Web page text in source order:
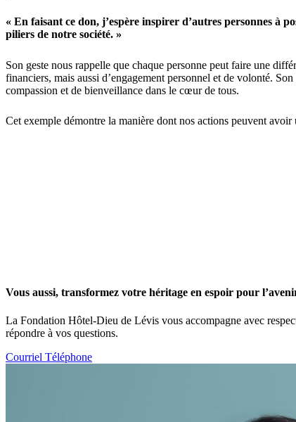
« En faisant ce don, j’espère inspirer d’autres personnes à
piliers de notre société. »
Son geste nous rappelle que chaque personne peut faire une
financiers, mais aussi d’engagement personnel et de volonté.
compassion et de bienveillance dans le cœur de tous.
Cet exemple démontre la manière dont nos actions peuvent
Vous aussi, transformez votre héritage en espoir pour
La Fondation Hôtel-Dieu de Lévis vous accompagne avec
répondre à vos questions.
Courriel Téléphone